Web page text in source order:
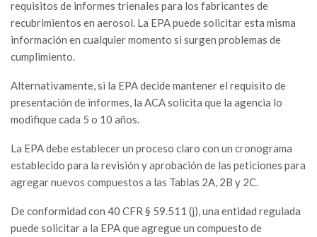
requisitos de informes trienales para los fabricantes de
recubrimientos en aerosol. La EPA puede solicitar esta misma
información en cualquier momento si surgen problemas de
cumplimiento.
Alternativamente, si la EPA decide mantener el requisito de
presentación de informes, la ACA solicita que la agencia lo
modifique cada 5 o 10 años.
La EPA debe establecer un proceso claro con un cronograma
establecido para la revisión y aprobación de las peticiones para
agregar nuevos compuestos a las Tablas 2A, 2B y 2C.
De conformidad con 40 CFR § 59.511 (j), una entidad regulada
puede solicitar a la EPA que agregue un compuesto de